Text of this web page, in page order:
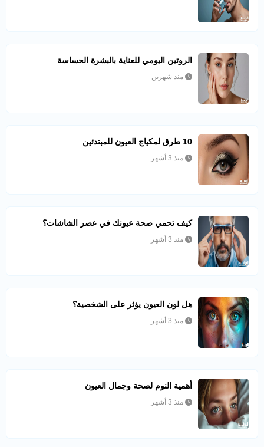
الروتين اليومي للعناية بالبشرة الحساسة
منذ شهرين
10 طرق لمكياج العيون للمبتدئين
منذ 3 أشهر
كيف تحمي صحة عيونك في عصر الشاشات؟
منذ 3 أشهر
هل لون العيون يؤثر على الشخصية؟
منذ 3 أشهر
أهمية النوم لصحة وجمال العيون
منذ 3 أشهر